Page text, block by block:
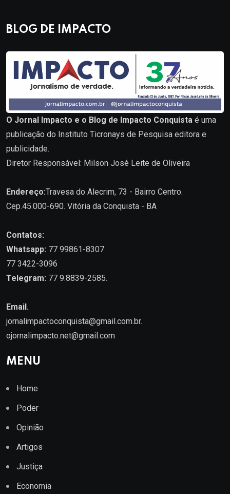
BLOG DE IMPACTO
O Jornal Impacto e o Blog de Impacto Conquista é uma
publicação do Instituto Ticronays de Pesquisa editora e
publicidade.
Diretor Responsável: Milson José Leite de Oliveira
Endereço:Travesa do Alecrim, 73 - Bairro Centro.
Cep.45.000-690. Vitória da Conquista - BA
Contatos:
Whatsapp: 77 99861-8307
77 3422-3096
Telegram: 77 9.8839-2585.
Email.
jornalimpactoconquista@gmail.com.br.
ojornalimpacto.net@gmail.com
MENU
Home
Poder
Opinião
Artigos
Justiça
Economia